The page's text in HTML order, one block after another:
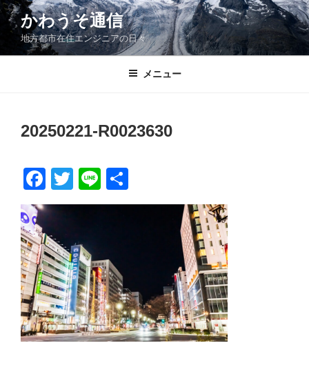
コ
ン
ン
かわうそ通信
地方都市在住エンジニアの日々
メニュー
20250221-R0023630
F
a
c
e
b
o
o
k
T
wi
er
Li
n
有